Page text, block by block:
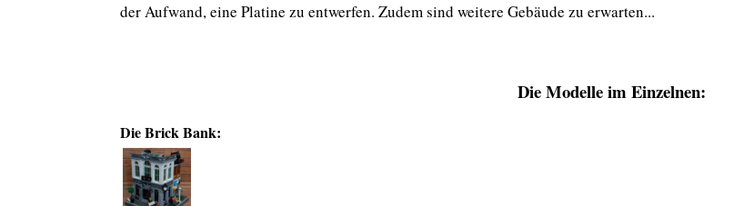
der Aufwand, eine Platine zu entwerfen. Zudem sind weitere Gebäude zu erwarten...
Die Modelle im Einzelnen:
Die Brick Bank: